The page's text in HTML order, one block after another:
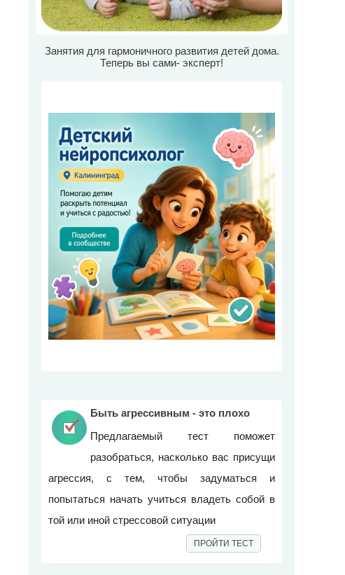
Занятия для гармоничного развития детей дома.
Теперь вы сами- эксперт!
Быть агрессивным - это плохо
Предлагаемый тест поможет
разобраться, насколько вас присущи
агрессия, с тем, чтобы задуматься и
попытаться начать учиться владеть собой в
той или иной стрессовой ситуации
ПРОЙТИ ТЕСТ